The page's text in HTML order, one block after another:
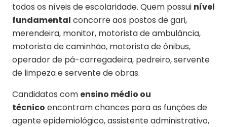
todos os níveis de escolaridade. Quem possui nível
fundamental concorre aos postos de gari,
merendeira, monitor, motorista de ambulância,
motorista de caminhão, motorista de ônibus,
operador de pá-carregadeira, pedreiro, servente
de limpeza e servente de obras.
Candidatos com ensino médio ou
técnico encontram chances para as funções de
agente epidemiológico, assistente administrativo,